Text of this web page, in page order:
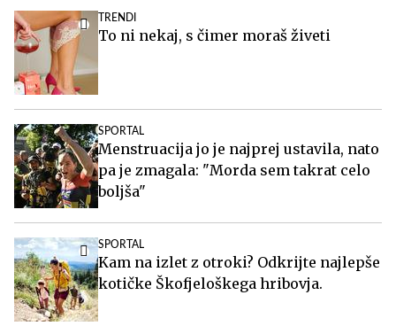
TRENDI
To ni nekaj, s čimer moraš živeti
SPORTAL
Menstruacija jo je najprej ustavila, nato
pa je zmagala: "Morda sem takrat celo
boljša"
SPORTAL
Kam na izlet z otroki? Odkrijte najlepše
kotičke Škofjeloškega hribovja.